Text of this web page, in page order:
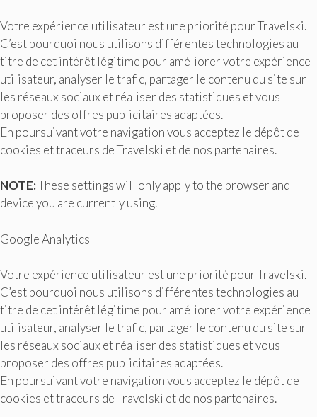
Votre expérience utilisateur est une priorité pour Travelski.
C’est pourquoi nous utilisons différentes technologies au
titre de cet intérêt légitime pour améliorer votre expérience
utilisateur, analyser le trafic, partager le contenu du site sur
les réseaux sociaux et réaliser des statistiques et vous
proposer des offres publicitaires adaptées.
En poursuivant votre navigation vous acceptez le dépôt de
cookies et traceurs de Travelski et de nos partenaires.
NOTE:These settings will only apply to the browser and
device you are currently using.
Google Analytics
Votre expérience utilisateur est une priorité pour Travelski.
C’est pourquoi nous utilisons différentes technologies au
titre de cet intérêt légitime pour améliorer votre expérience
utilisateur, analyser le trafic, partager le contenu du site sur
les réseaux sociaux et réaliser des statistiques et vous
proposer des offres publicitaires adaptées.
En poursuivant votre navigation vous acceptez le dépôt de
cookies et traceurs de Travelski et de nos partenaires.